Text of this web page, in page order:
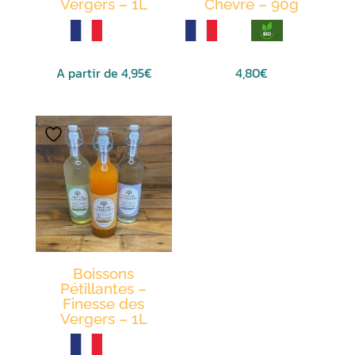
Vergers – 1L
A partir de 4,95€
produit
a
plusieurs
variations.
Les
options
peuvent
être
choisies
Chèvre – 90g
4,80€
Boissons
Pétillantes –
Finesse des
Vergers – 1L